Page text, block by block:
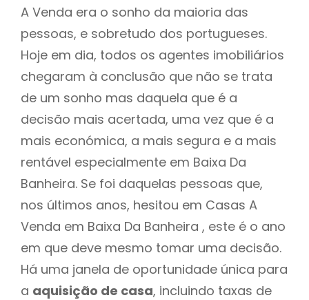
A Venda era o sonho da maioria das
pessoas, e sobretudo dos portugueses.
Hoje em dia, todos os agentes imobiliários
chegaram à conclusão que não se trata
de um sonho mas daquela que é a
decisão mais acertada, uma vez que é a
mais económica, a mais segura e a mais
rentável especialmente em Baixa Da
Banheira. Se foi daquelas pessoas que,
nos últimos anos, hesitou em Casas A
Venda em Baixa Da Banheira , este é o ano
em que deve mesmo tomar uma decisão.
Há uma janela de oportunidade única para
a aquisição de casa, incluindo taxas de